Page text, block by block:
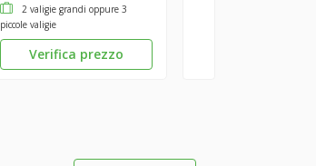
2 valigie grandi oppure 3
piccole valigie
Verifica prezzo